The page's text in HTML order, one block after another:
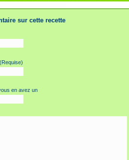
sur cette recette
en avez un